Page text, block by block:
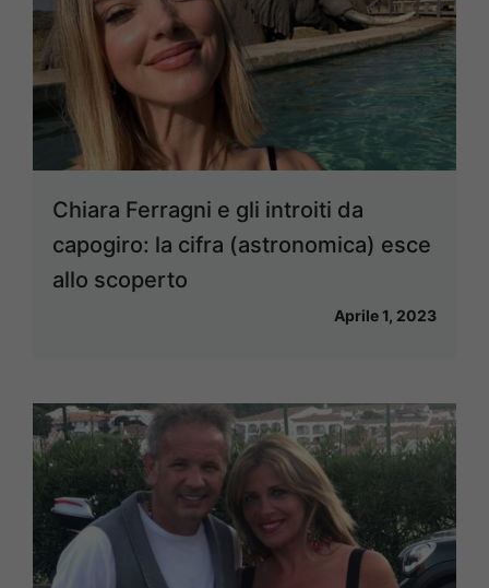
Chiara Ferragni e gli introiti da
capogiro: la cifra (astronomica) esce
allo scoperto
Aprile 1, 2023